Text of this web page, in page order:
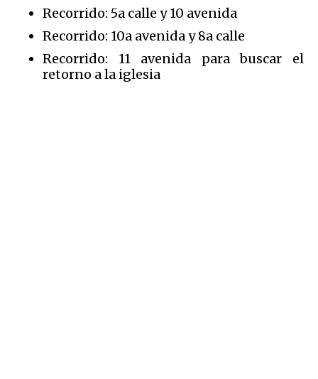
Recorrido: 5a calle y 10 avenida
Recorrido: 10a avenida y 8a calle
Recorrido: 11 avenida para buscar el
retorno a la iglesia